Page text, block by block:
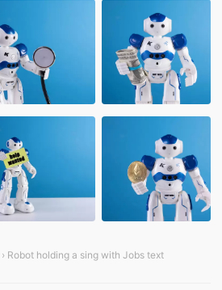
› Robot holding a sing with Jobs text